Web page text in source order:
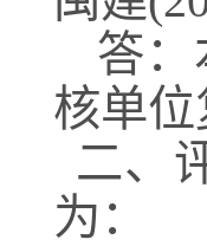
答：
核单
二、
为：